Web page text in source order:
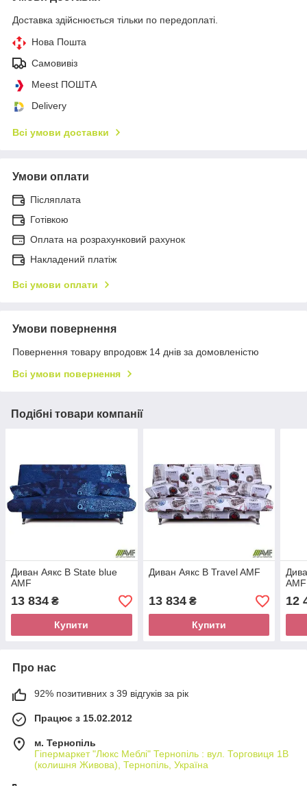
Доставка здійснюється тільки по передоплаті.
Нова Пошта
Самовивіз
Meest ПОШТА
Delivery
Всі умови доставки
Умови оплати
Післяплата
Готівкою
Оплата на розрахунковий рахунок
Накладений платіж
Всі умови оплати
Умови повернення
Повернення товару впродовж 14 днів за домовленістю
Всі умови повернення
Подібні товари компанії
Диван Аякс B State blue
AMF
13 834 ₴
Купити
Диван Аякс B Travel AMF
13 834₴
Купити
AMF
12
Про нас
92% позитивних з 39 відгуків за рік
Працює з 15.02.2012
м. Тернопіль
Гіпермаркет "Люкс Меблі" Тернопіль : вул. Торговиця 1В
(колишня Живова), Тернопіль, Україна